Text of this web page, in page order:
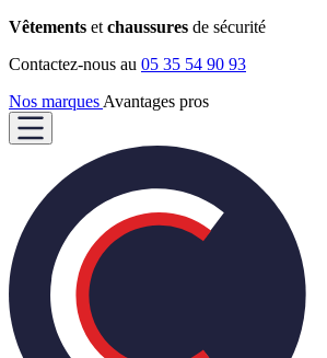
Vêtements et chaussures de sécurité
Contactez-nous au 05 35 54 90 93
Nos marques Avantages pros